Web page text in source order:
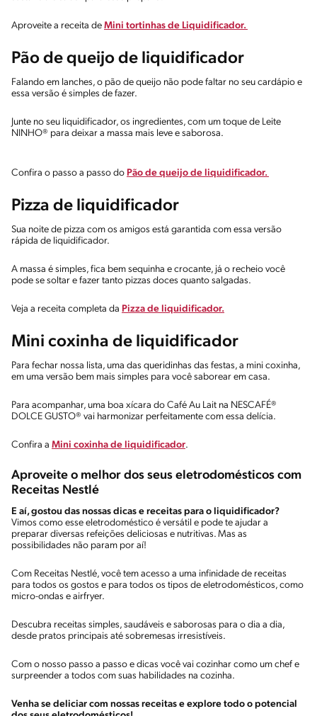
Aproveite a receita de Mini tortinhas de Liquidificador.
Pão de queijo de liquidificador
Falando em lanches, o pão de queijo não pode faltar no seu cardápio e
essa versão é simples de fazer.
Junte no seu liquidificador, os ingredientes, com um toque de Leite
NINHO® para deixar a massa mais leve e saborosa.
Confira o passo a passo do Pão de queijo de liquidificador.
Pizza de liquidificador
Sua noite de pizza com os amigos está garantida com essa versão
rápida de liquidificador.
A massa é simples, fica bem sequinha e crocante, já o recheio você
pode se soltar e fazer tanto pizzas doces quanto salgadas.
Veja a receita completa da Pizza de liquidificador.
Mini coxinha de liquidificador
Para fechar nossa lista, uma das queridinhas das festas, a mini coxinha,
em uma versão bem mais simples para você saborear em casa.
Para acompanhar, uma boa xícara do Café Au Lait na NESCAFÉ®
DOLCE GUSTO® vai harmonizar perfeitamente com essa delícia.
Confira a Mini coxinha de liquidificador.
Aproveite o melhor dos seus eletrodomésticos com
Receitas Nestlé
E aí, gostou das nossas dicas e receitas para o liquidificador?
Vimos como esse eletrodoméstico é versátil e pode te ajudar a
preparar diversas refeições deliciosas e nutritivas. Mas as
possibilidades não param por aí!
Com Receitas Nestlé, você tem acesso a uma infinidade de receitas
para todos os gostos e para todos os tipos de eletrodomésticos, como
micro-ondas e airfryer.
Descubra receitas simples, saudáveis e saborosas para o dia a dia,
desde pratos principais até sobremesas irresistíveis.
Com o nosso passo a passo e dicas você vai cozinhar como um chef e
surpreender a todos com suas habilidades na cozinha.
Venha se deliciar com nossas receitas e explore todo o potencial